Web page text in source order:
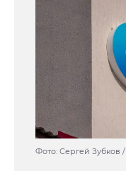
Фото: Сергей Зубков